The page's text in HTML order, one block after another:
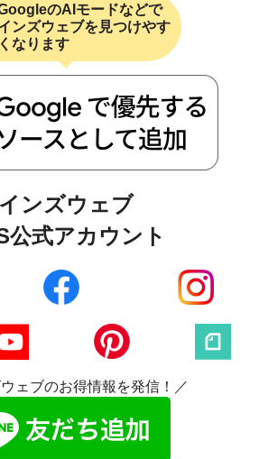
のAIモードなどで
ンズウェブを見つけやす
くなります
インズウェブ
公式アカウント
ェブのお得情報を発信！／